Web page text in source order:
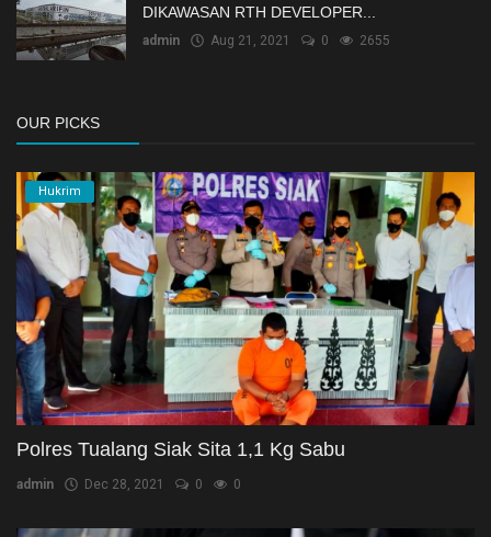
DIKAWASAN RTH DEVELOPER...
admin Aug 21, 2021 0 2655
OUR PICKS
Hukrim
Polres Tualang Siak Sita 1,1 Kg Sabu
admin Dec 28, 2021 0 0